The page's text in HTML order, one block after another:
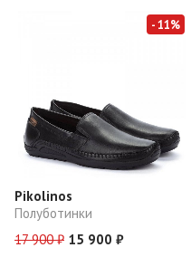
- 11%
Pikolinos
Полуботинки
17 900 ₽ 15 900 ₽